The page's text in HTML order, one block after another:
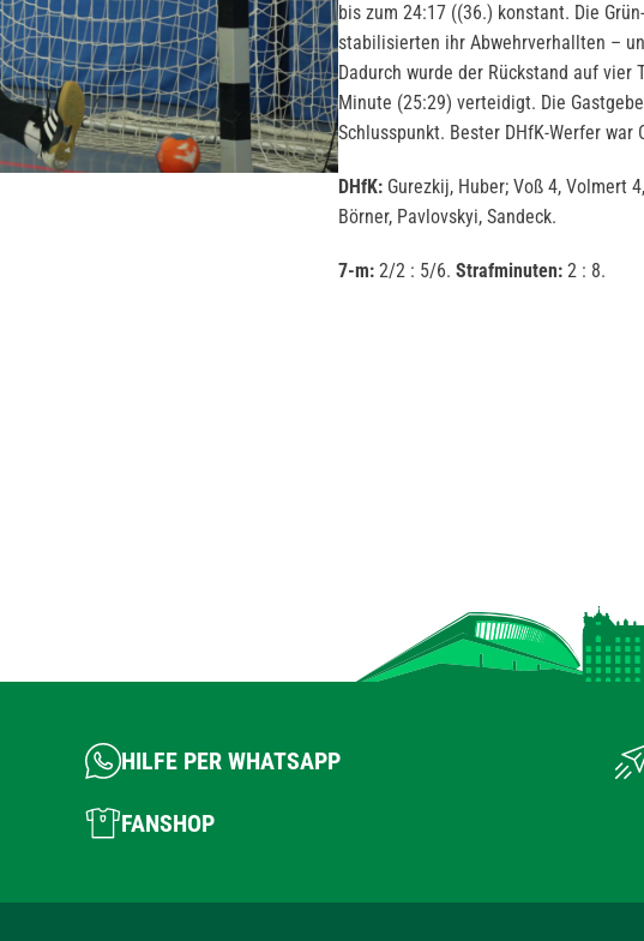
bis zum 24:17 ((36.) konstant. Die
stabilisierten ihr Abwehrverhallten –
Dadurch wurde der Rückstand auf
Minute (25:29) verteidigt. Die
Schlusspunkt. Bester DHfK-Werfer war
DHfK: Gurezkij, Huber; Voß 4, Volmert
Börner, Pavlovskyi, Sandeck.
7-m: 2/2 : 5/6. Strafminuten: 2 : 8.
HILFE PER WHATSAPP
FANSHOP